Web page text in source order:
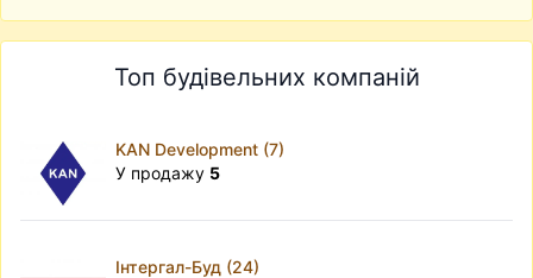
Топ будівельних компаній
KAN Development (7)
У продажу 5
Інтергал-Буд (24)